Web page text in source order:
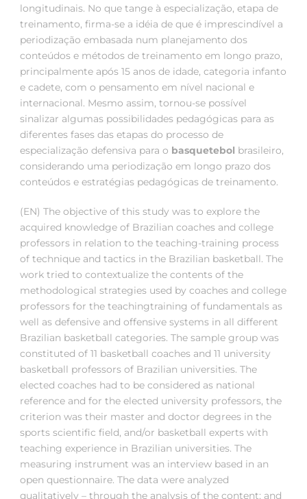
longitudinais. No que tange à especialização, etapa de
treinamento, firma-se a idéia de que é imprescindível a
periodização embasada num planejamento dos
conteúdos e métodos de treinamento em longo prazo,
principalmente após 15 anos de idade, categoria infanto
e cadete, com o pensamento em nível nacional e
internacional. Mesmo assim, tornou-se possível
sinalizar algumas possibilidades pedagógicas para as
diferentes fases das etapas do processo de
especialização defensiva para o basquetebol brasileiro,
considerando uma periodização em longo prazo dos
conteúdos e estratégias pedagógicas de treinamento.
(EN) The objective of this study was to explore the
acquired knowledge of Brazilian coaches and college
professors in relation to the teaching-training process
of technique and tactics in the Brazilian basketball. The
work tried to contextualize the contents of the
methodological strategies used by coaches and college
professors for the teachingtraining of fundamentals as
well as defensive and offensive systems in all different
Brazilian basketball categories. The sample group was
constituted of 11 basketball coaches and 11 university
basketball professors of Brazilian universities. The
elected coaches had to be considered as national
reference and for the elected university professors, the
criterion was their master and doctor degrees in the
sports scientific field, and/or basketball experts with
teaching experience in Brazilian universities. The
measuring instrument was an interview based in an
open questionnaire. The data were analyzed
qualitatively – through the analysis of the content; and